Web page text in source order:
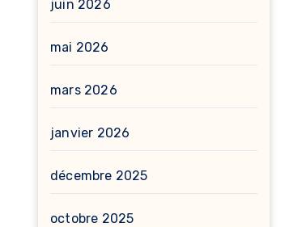
juin 2026
mai 2026
mars 2026
janvier 2026
décembre 2025
octobre 2025